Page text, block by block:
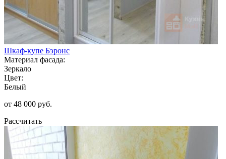
Шкаф-купе Бэронс
Материал фасада:
Зеркало
Цвет:
Белый
от 48 000 руб.
Рассчитать